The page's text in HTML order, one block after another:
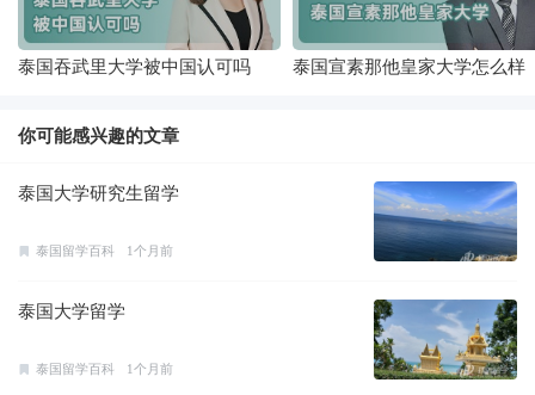
泰国吞武里大学被中国认可吗 泰国宣素那他皇家大学怎么样
你可能感兴趣的文章
泰国大学研究生留学
泰国留学百科 1个月前
泰国大学留学
泰国留学百科 1个月前